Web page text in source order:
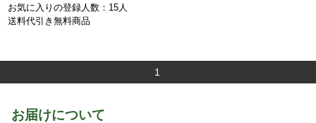
お気に入りの登録人数：15人
送料代引き無料商品
1